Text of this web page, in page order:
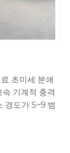
초미세 분쇄
기계적 충격
경도가 5~9 범